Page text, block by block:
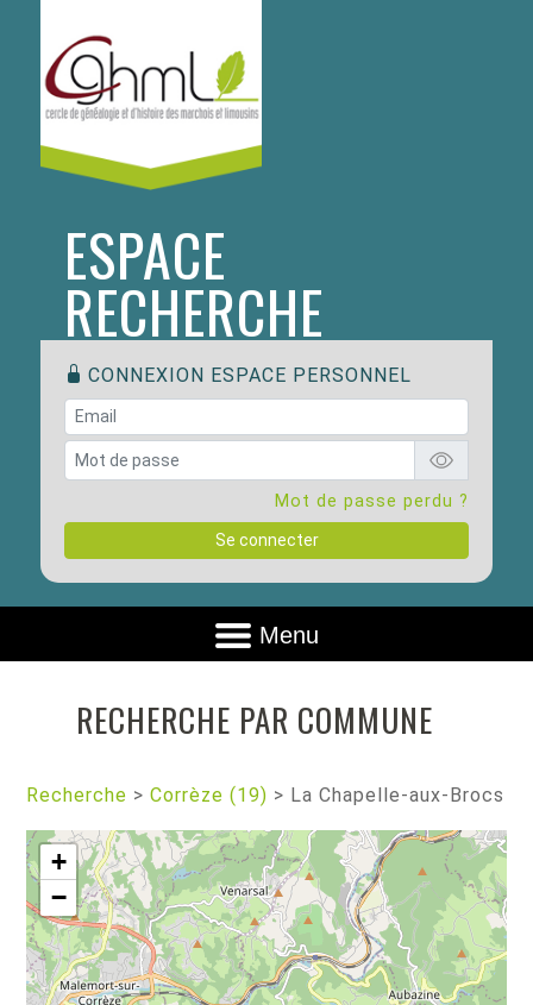
ESPACE
RECHERCHE
CONNEXION ESPACE PERSONNEL
Mot de passe perdu ?
Se connecter
Menu
RECHERCHE PAR COMMUNE
Recherche >Corrèze (19) > La Chapelle-aux-Brocs
+
−